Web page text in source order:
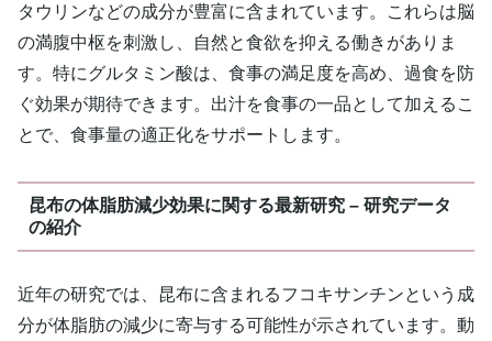
タウリンなどの成分が豊富に含まれています。これらは脳
の満腹中枢を刺激し、自然と食欲を抑える働きがありま
す。特にグルタミン酸は、食事の満足度を高め、過食を防
ぐ効果が期待できます。出汁を食事の一品として加えるこ
とで、食事量の適正化をサポートします。
昆布の体脂肪減少効果に関する最新研究 – 研究データ
の紹介
近年の研究では、昆布に含まれるフコキサンチンという成
分が体脂肪の減少に寄与する可能性が示されています。動